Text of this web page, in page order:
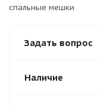
спальные мешки
Задать вопрос
Наличие